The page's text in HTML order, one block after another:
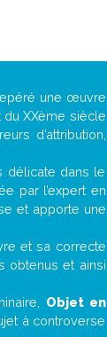
une œuvre
du XXème siècle
d’attribution,
délicate dans le
par l’expert en
et apporte une
et sa correcte
obtenus et ainsi
Objet en
à controverse